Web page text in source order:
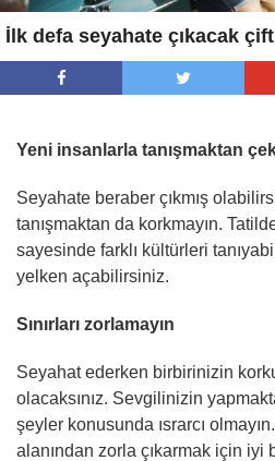
İlk defa seyahate çıkacak
Yeni insanlarla tanışmaktan
Seyahate beraber çıkmış
tanışmaktan da korkmayın.
sayesinde farklı kültürleri
yelken açabilirsiniz.
Sınırları zorlamayın
Seyahat ederken birbirinizin
olacaksınız. Sevgilinizin
şeyler konusunda ısrarcı
alanından zorla çıkarmak için iyi